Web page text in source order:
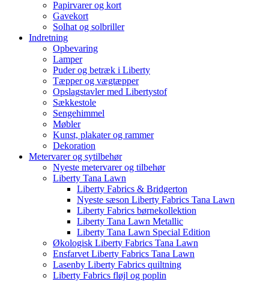
Papirvarer og kort
Gavekort
Solhat og solbriller
Indretning
Opbevaring
Lamper
Puder og betræk i Liberty
Tæpper og vægtæpper
Opslagstavler med Libertystof
Sækkestole
Sengehimmel
Møbler
Kunst, plakater og rammer
Dekoration
Metervarer og sytilbehør
Nyeste metervarer og tilbehør
Liberty Tana Lawn
Liberty Fabrics & Bridgerton
Nyeste sæson Liberty Fabrics Tana Lawn
Liberty Fabrics børnekollektion
Liberty Tana Lawn Metallic
Liberty Tana Lawn Special Edition
Økologisk Liberty Fabrics Tana Lawn
Ensfarvet Liberty Fabrics Tana Lawn
Lasenby Liberty Fabrics quiltning
Liberty Fabrics fløjl og poplin